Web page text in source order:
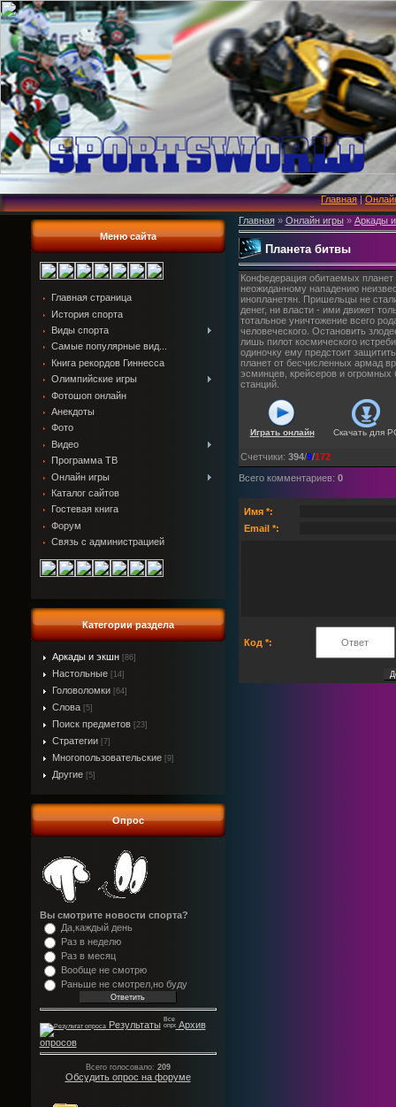
Главная|
Меню сайта
Главная страница
История спорта
Виды спорта
Самые популярные вид...
Книга рекордов Гиннесса
Олимпийские игры
Фотошоп онлайн
Анекдоты
Фото
Видео
Программа ТВ
Онлайн игры
Каталог сайтов
Гостевая книга
Форум
Связь с администрацией
Категории раздела
Аркады и экшн [86]
Настольные [14]
Головоломки [64]
Слова [5]
Поиск предметов [23]
Стратегии [7]
Многопользовательские [9]
Другие [5]
Опрос
Вы смотрите новости спорта?
Да,каждый день
Раз в неделю
Раз в месяц
Вообще не смотрю
Раньше не смотрел,но буду
Результаты
Архив
опросов
Всего голосовало: 209
Обсудить опрос на форуме
Главная» Онлайн игры» Аркады
Планета битвы
Конфедерация обитаемых планет
неожиданному нападению
инопланетян. Пришельцы не
денег, ни власти - ими движет
тотальное уничтожение всего
человеческого. Остановить
лишь пилот космического
одиночку ему предстоит
планет от бесчисленных армад
эсминцев, крейсеров и огромных
станций.
Играть онлайн Скачать для
Счетчики: 394/9/172
Всего комментариев: 0
Имя *:
Email *:
Код *: